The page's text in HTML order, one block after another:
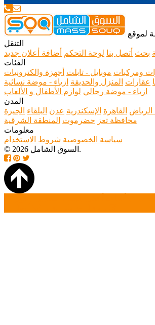
لموقع
التنقل
بحث أتصل بنا لوحة التحكم
أضافة أعلان جديد
الفئات
ومركبات موبايل - تابلت أجهزة والكترونيات
عقارات المنزل والحديقة ازياء - موضة نسائية
ازياء - موضة رجالي لوازم الأطفال و الألعاب
المدن
القاهرة الإسكندرية عدن البلقاء الجيزة
محافظة تعز حضرموت المنطقة الشرقية
معلومات
سياسة الخصوصية شروط الاستخدام
© 2026 السوق الشامل.